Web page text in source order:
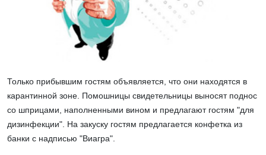
Только прибывшим гостям объявляется, что они находятся в
карантинной зоне. Помошницы свидетельницы выносят поднос
со шприцами, наполненными вином и предлагают гостям "для
дизинфекции". На закуску гостям предлагается конфетка из
банки с надписью "Виагра".